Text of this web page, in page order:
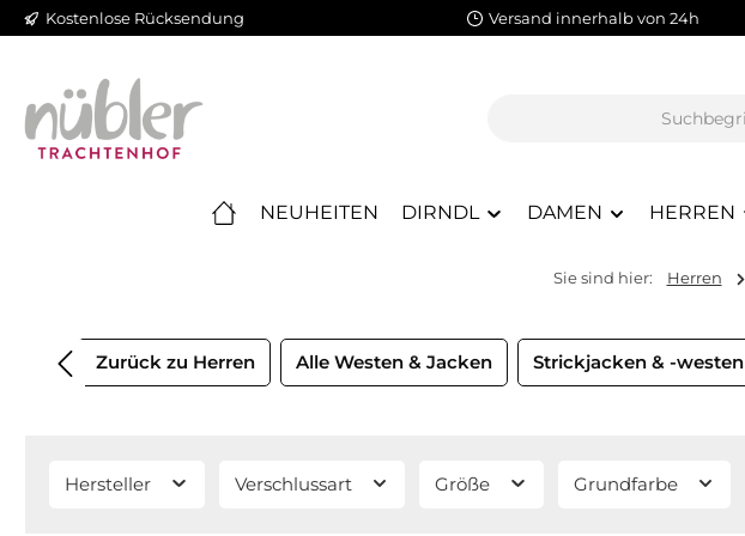
Hauptinhalt springen
Zur Suche springen
Zur Hauptnavigation springen
Kostenlose Rücksendung Versand innerhalb von 24h
NEUHEITEN DIRNDL DAMEN HERREN
Sie sind hier: Herren
Zurück zu Herren Alle Westen & Jacken Strickjacken & -westen
Hersteller Verschlussart Größe Grundfarbe